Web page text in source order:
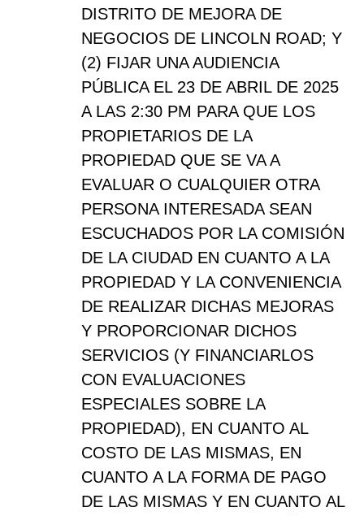
DISTRITO DE MEJORA DE
NEGOCIOS DE LINCOLN ROAD; Y
(2) FIJAR UNA AUDIENCIA
PÚBLICA EL 23 DE ABRIL DE 2025
A LAS 2:30 PM PARA QUE LOS
PROPIETARIOS DE LA
PROPIEDAD QUE SE VA A
EVALUAR O CUALQUIER OTRA
PERSONA INTERESADA SEAN
ESCUCHADOS POR LA COMISIÓN
DE LA CIUDAD EN CUANTO A LA
PROPIEDAD Y LA CONVENIENCIA
DE REALIZAR DICHAS MEJORAS
Y PROPORCIONAR DICHOS
SERVICIOS (Y FINANCIARLOS
CON EVALUACIONES
ESPECIALES SOBRE LA
PROPIEDAD), EN CUANTO AL
COSTO DE LAS MISMAS, EN
CUANTO A LA FORMA DE PAGO
DE LAS MISMAS Y EN CUANTO AL